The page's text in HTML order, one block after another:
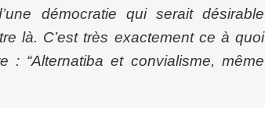
démocratie qui serait désirable
là. C’est très exactement ce à quoi
: “Alternatiba et convialisme, même